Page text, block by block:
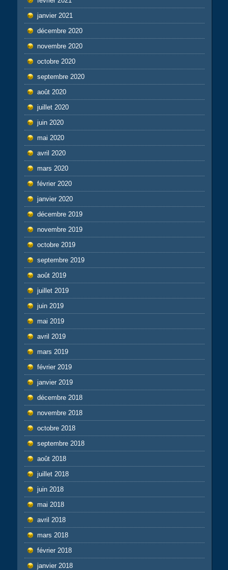
janvier 2021
décembre 2020
novembre 2020
octobre 2020
septembre 2020
août 2020
juillet 2020
juin 2020
mai 2020
avril 2020
mars 2020
février 2020
janvier 2020
décembre 2019
novembre 2019
octobre 2019
septembre 2019
août 2019
juillet 2019
juin 2019
mai 2019
avril 2019
mars 2019
février 2019
janvier 2019
décembre 2018
novembre 2018
octobre 2018
septembre 2018
août 2018
juillet 2018
juin 2018
mai 2018
avril 2018
mars 2018
février 2018
janvier 2018